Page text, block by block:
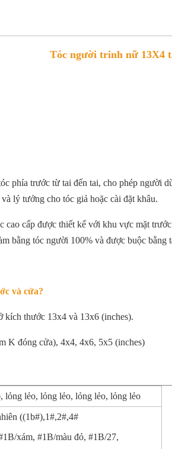
Tóc người trinh nữ 13X4
phía trước từ tai đến tai, cho phép người
lý tưởng cho tóc giả hoặc cài đặt khâu.
cao cấp được thiết kế với khu vực mặt
bằng tóc người 100% và được buộc
và cửa?
kích thước 13x4 và 13x6 (inches).
K đóng cửa), 4x4, 4x6, 5x5 (inches)
lỏng lẻo, lỏng lẻo, lỏng lẻo, lỏng lẻo
((1b#),1#,2#,4#
xám, #1B/màu đỏ, #1B/27,